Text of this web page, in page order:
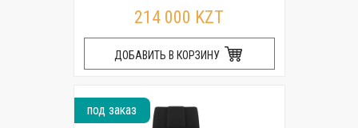
214 000 KZT
ДОБАВИТЬ В КОРЗИНУ
под заказ